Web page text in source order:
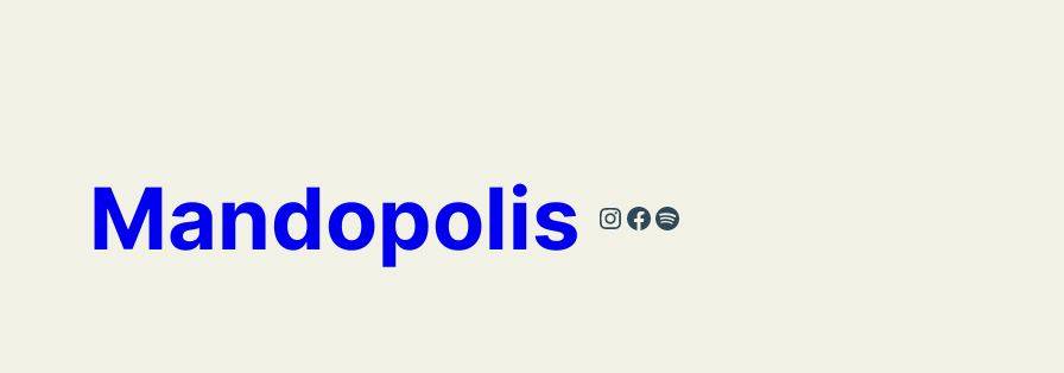
Mandopolis Instagram
Facebook
Spotify